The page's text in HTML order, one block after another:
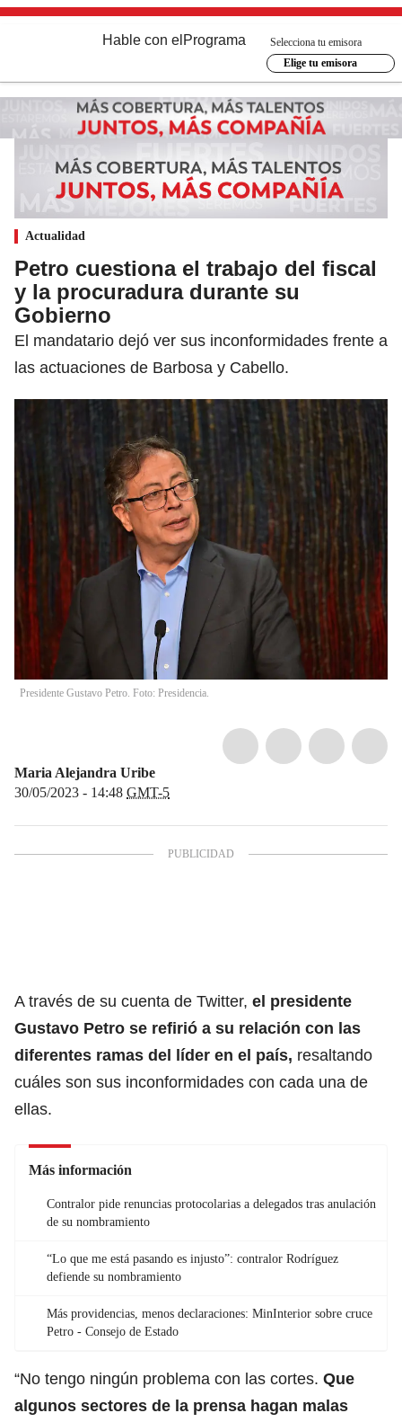
Hable con el Programa
Selecciona tu emisora
Elige tu emisora
Actualidad
Petro cuestiona el trabajo del fiscal
y la procuradura durante su
Gobierno
El mandatario dejó ver sus inconformidades frente a
las actuaciones de Barbosa y Cabello.
Presidente Gustavo Petro. Foto: Presidencia.
Maria Alejandra Uribe
30/05/2023 - 14:48 GMT-5
A través de su cuenta de Twitter, el presidente
Gustavo Petro se refirió a su relación con las
diferentes ramas del líder en el país, resaltando
cuáles son sus inconformidades con cada una de
ellas.
Más información
Contralor pide renuncias protocolarias a delegados tras anulación
de su nombramiento
“Lo que me está pasando es injusto”: contralor Rodríguez
defiende su nombramiento
Más providencias, menos declaraciones: MinInterior sobre cruce
Petro - Consejo de Estado
“No tengo ningún problema con las cortes. Que
algunos sectores de la prensa hagan malas